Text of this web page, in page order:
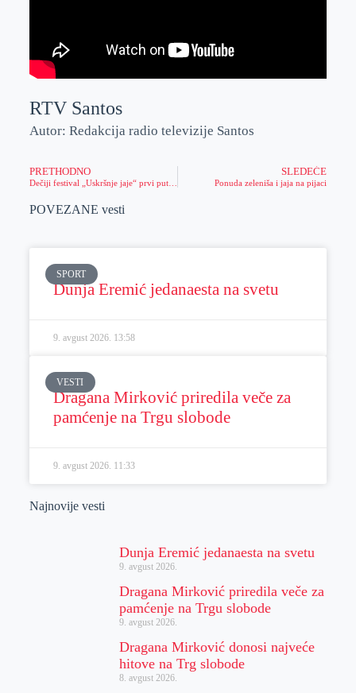
RTV Santos
Autor: Redakcija radio televizije Santos
PRETHODNO
Dečiji festival „Uskršnje jaje“ prvi put će se održati u Zrenjaninu
SLEDEĆE
Ponuda zeleniša i jaja na pijaci
POVEZANE vesti
SPORT
Dunja Eremić jedanaesta na svetu
9. avgust 2026. 13:58
VESTI
Dragana Mirković priredila veče za
pamćenje na Trgu slobode
9. avgust 2026. 11:33
Najnovije vesti
Dunja Eremić jedanaesta na svetu
9. avgust 2026.
Dragana Mirković priredila veče za
pamćenje na Trgu slobode
9. avgust 2026.
Dragana Mirković donosi najveće
hitove na Trg slobode
8. avgust 2026.